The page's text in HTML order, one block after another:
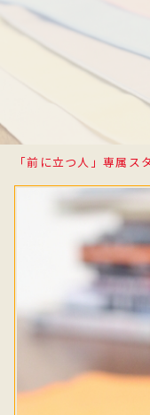
「前に立つ人」専属ス